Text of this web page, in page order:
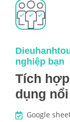
nghiệp bạn
Tích
dụng
Google